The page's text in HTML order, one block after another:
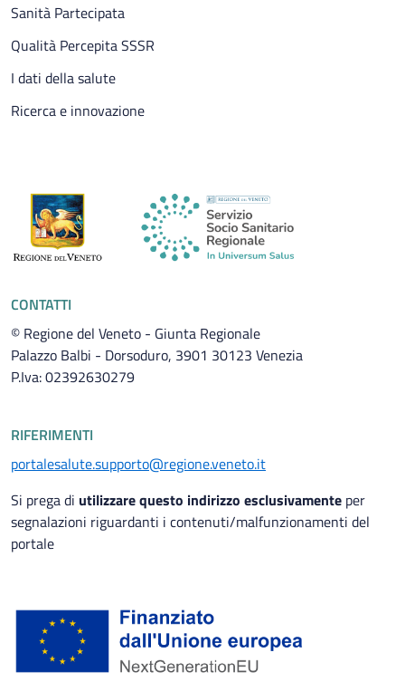
Sanità Partecipata
Qualità Percepita SSSR
I dati della salute
Ricerca e innovazione
CONTATTI
© Regione del Veneto - Giunta Regionale
Palazzo Balbi - Dorsoduro, 3901 30123 Venezia
P.Iva: 02392630279
RIFERIMENTI
portalesalute.supporto@regione.veneto.it
Si prega di utilizzare questo indirizzo esclusivamente per
segnalazioni riguardanti i contenuti/malfunzionamenti del
portale